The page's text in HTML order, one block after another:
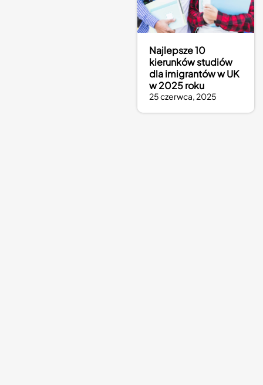
Najlepsze 10
kierunków studiów
dla imigrantów w UK
w 2025 roku
25 czerwca, 2025